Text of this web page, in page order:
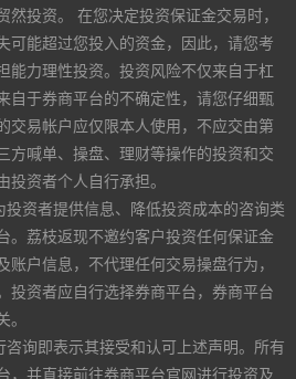
投资。 在您决定投资保证金交易时，
可能超过您投入的资金，因此，请您考
能力理性投资。投资风险不仅来自于杠
自于券商平台的不确定性，请您仔细甄
交易帐户应仅限本人使用，不应交由第
方喊单、操盘、理财等操作的投资和交
资者个人自行承担。
资者提供信息、降低投资成本的咨询类
。荔枝返现不邀约客户投资任何保证金
户信息，不代理任何交易操盘行为，
投资者应自行选择券商平台，券商平台
询即表示其接受和认可上述声明。所有
，并直接前往券商平台官网进行投资及